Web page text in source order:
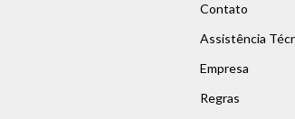
Contato
Assistência
Empresa
Regras